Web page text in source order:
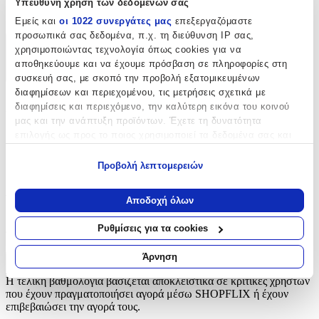
Υπεύθυνη χρήση των δεδομένων σας
Εμείς και οι 1022 συνεργάτες μας επεξεργαζόμαστε
προσωπικά σας δεδομένα, π.χ. τη διεύθυνση IP σας,
χρησιμοποιώντας τεχνολογία όπως cookies για να
αποθηκεύουμε και να έχουμε πρόσβαση σε πληροφορίες στη
συσκευή σας, με σκοπό την προβολή εξατομικευμένων
διαφημίσεων και περιεχομένου, τις μετρήσεις σχετικά με
διαφημίσεις και περιεχόμενο, την καλύτερη εικόνα του κοινού
μας και την ανάπτυξη προϊόντων. Έχετε τη δυνατότητα
Να συλλέξουμε πληροφορίες σχετικά με τη γεωγραφική
σας τοποθεσία, οι οποίες μπορεί να είναι ακριβείς σε
απόσταση μερικών μέτρων
Να αναγνωρίσουμε τη συσκευή σας σαρώνοντας ενεργά
για συγκεκριμένα χαρακτηριστικά (δακτυλικό αποτύπωμα)
Μάθετε περισσότερα σχετικά με τον τρόπο επεξεργασίας των
προσωπικών σας δεδομένων και καθορίστε τις προτιμήσεις σας
στηνενότητα “Λεπτομέρειες”. Μπορείτε να αλλάξετε ή να
ανακαλέσετε τη συγκατάθεσή σας ανά πάσα στιγμή από τη
Προβολή λεπτομερειών
Αποδοχή όλων
Ρυθμίσεις για τα cookies
Άρνηση
Κουμπιά
Χαρακτηριστικά
+
Χαρακτηριστικά
Αξιολογήσεις
Προς το παρόν δεν υπάρχουν άλλες αξιολογήσεις. Όταν
προστεθούν, θα εμφανιστούν εδώ.
Πώς υπολογίζεται η βαθμολογία
Η τελική βαθμολογία βασίζεται αποκλειστικά σε κριτικές χρηστών
που έχουν πραγματοποιήσει αγορά μέσω SHOPFLIX ή έχουν
επιβεβαιώσει την αγορά τους.